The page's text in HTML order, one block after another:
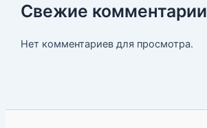
Свежие комментарии
Нет комментариев для просмотра.